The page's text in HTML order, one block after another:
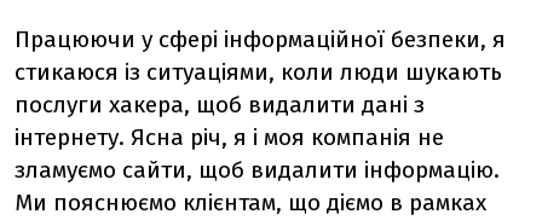
Працюючи у сфері інформаційної безпеки, я
стикаюся із ситуаціями, коли люди шукають
послуги хакера, щоб видалити дані з
інтернету. Ясна річ, я і моя компанія не
зламуємо сайти, щоб видалити інформацію.
Ми пояснюємо клієнтам, що діємо в рамках